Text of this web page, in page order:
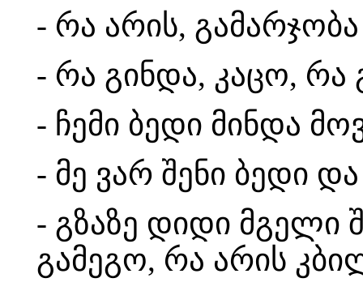
- რა არის,
- რა გინდა, კაცო, რა
- ჩემი ბედი მინდა
- მე ვარ შენი ბედი
- გზაზე დიდი მგელი
გამეგო, რა არის